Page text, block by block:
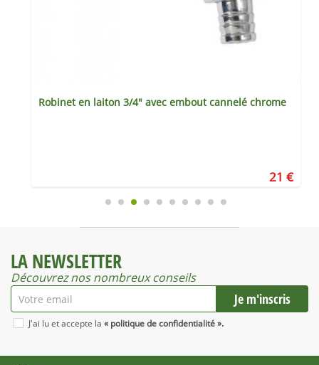
Robinet en laiton 3/4" avec embout cannelé chrome
21 €
LA NEWSLETTER
Découvrez nos nombreux conseils
J'ai lu et accepte la « politique de confidentialité ».